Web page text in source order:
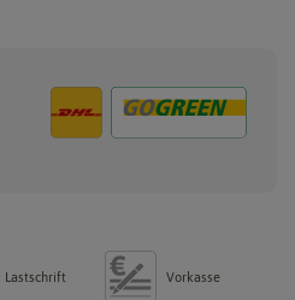
Lastschrift Vorkasse